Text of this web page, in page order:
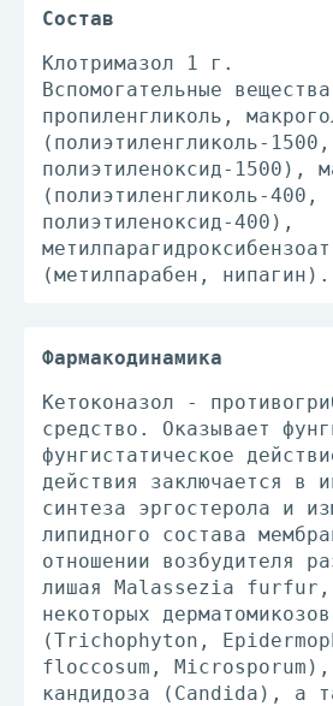
Состав
Клотримазол 1 г.
Вспомогательные
пропиленгликоль,
(полиэтиленгликоль-1500,
полиэтиленоксид-1500),
(полиэтиленгликоль-400,
полиэтиленоксид-400),
метилпарагидроксибензоат
(метилпарабен, нипагин).
Фармакодинамика
Кетоконазол -
средство. Оказывает
фунгистатическое
действия заключается в
синтеза эргостерола и
липидного состава
отношении возбудителя
лишая Malassezia furfur,
некоторых дерматомикозов
(Trichophyton,
floccosum, Microsporum),
кандидоза (Candida), а